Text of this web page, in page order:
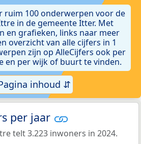
ruim 100 onderwerpen voor de
in de gemeente Itter. Met
en grafieken, links naar meer
overzicht van alle cijfers in 1
zijn op AlleCijfers ook per
en per wijk of buurt te vinden.
inhoud ⇵
per jaar
telt 3.223 inwoners in 2024.